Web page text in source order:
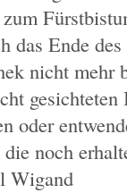
das Ende
nicht mehr
oder
noch
Wigand